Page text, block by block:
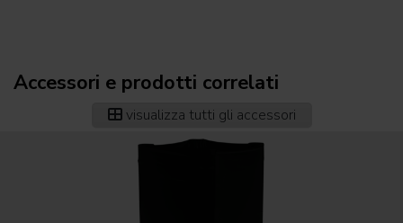
Accessori e prodotti correlati
visualizza tutti gli accessori